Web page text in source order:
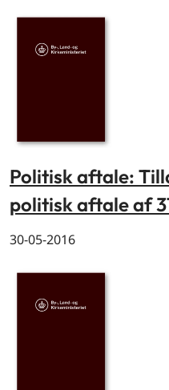
Politisk aftale:
politisk aftale af
30-05-2016